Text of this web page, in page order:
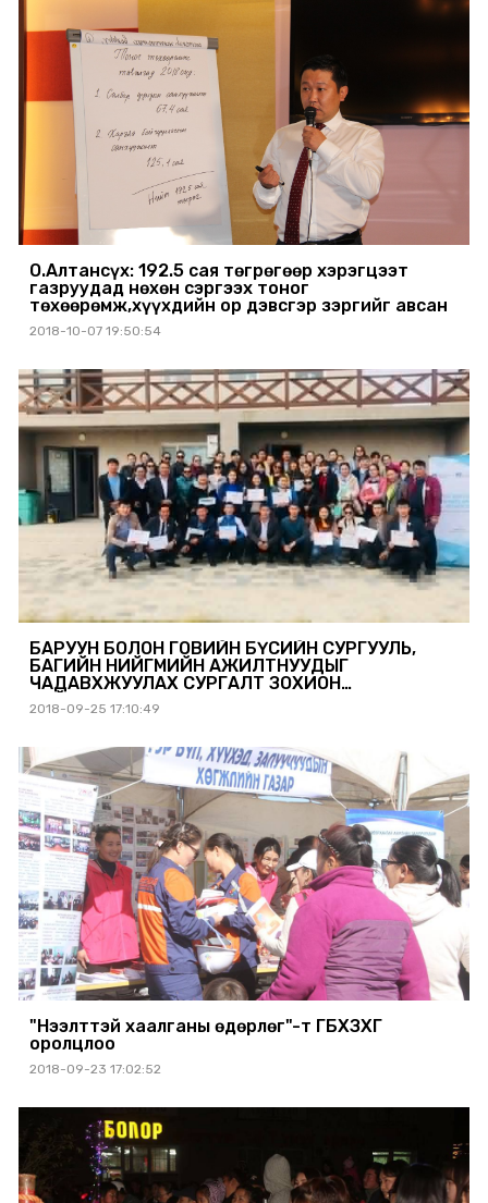
О.Алтансүх: 192.5 сая төгрөгөөр хэрэгцээт
газруудад нөхөн сэргээх тоног
төхөөрөмж,хүүхдийн ор дэвсгэр зэргийг авсан
2018-10-07 19:50:54
БАРУУН БОЛОН ГОВИЙН БҮСИЙН СУРГУУЛЬ,
БАГИЙН НИЙГМИЙН АЖИЛТНУУДЫГ
ЧАДАВХЖУУЛАХ СУРГАЛТ ЗОХИОН
БАЙГУУЛЛАА
2018-09-25 17:10:49
"Нээлттэй хаалганы өдөрлөг"-т ГБХЗХГ
оролцлоо
2018-09-23 17:02:52